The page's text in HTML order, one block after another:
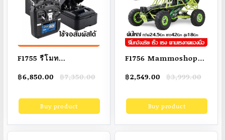
ปลอดภัย100% ทนทาน
Melissa & Doug Role
Play Costume หลาก
รุ่น 4835/4839
F1755 รีโมท
MarkII ชิป 4in1 รุ่น
ใหม่ปี2022 HALL
Gimbal V4
EdgeTX ใช้จอสัมผัสได้
฿7,350.00
Original
was:
฿7,350.00.
฿6,850.00
Current
is:
฿6,850.00.Buy product
F1756 Mammoshop
WL12427รุ่นใหม่เฟือง
เหล็ก/12428เลขเก่า)
พร้อมรีโมทแรง
พร้อมส่ง ส่งไว ) คัน
฿3,999.00
Original
was:
฿3,999.00.
฿2,549.00
Current
is:
฿2,549.00.Buy product